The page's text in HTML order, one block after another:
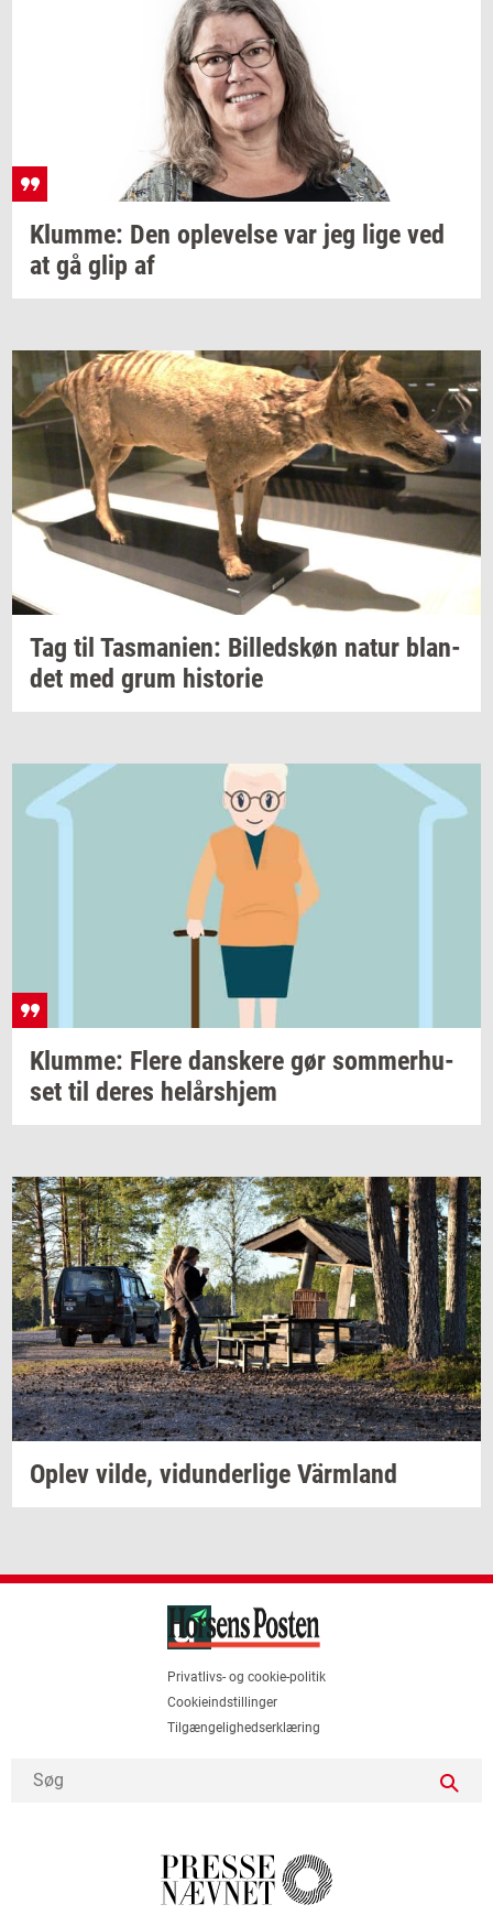
Klum­me: Den op­le­vel­se var jeg lige ved
at gå glip af
Tag til Tas­ma­ni­en: Bil­leds­køn natur blan­
det med grum hi­sto­rie
Klum­me: Flere dan­ske­re gør som­mer­hu­
set til deres helårs­hjem
Oplev vilde, vi­dun­der­li­ge Värmland
Privatlivs- og cookie-politik
Cookieindstillinger
Tilgængelighedserklæring